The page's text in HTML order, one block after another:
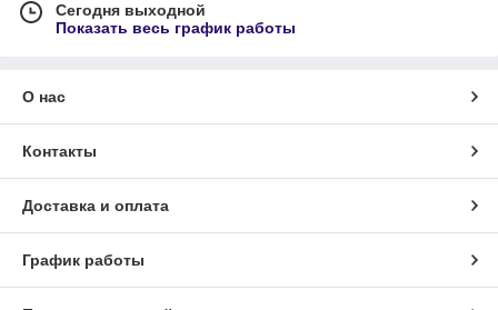
Сегодня выходной
Показать весь график работы
О нас
Контакты
Доставка и оплата
График работы